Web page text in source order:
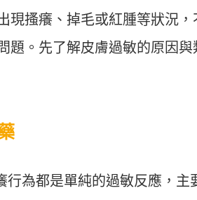
現搔癢、掉毛或紅腫等狀況
題。先了解皮膚過敏的原因
為都是單純的過敏反應，主